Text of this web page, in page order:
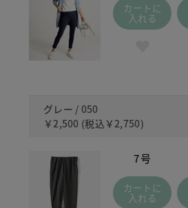
カートに
入れる
グレー / 050
￥2,500 (税込 ￥2,750)
7号
カートに
入れる